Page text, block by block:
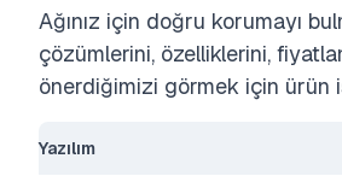
Ağınız için doğru korumayı
çözümlerini, özelliklerini,
önerdiğimizi görmek için ürün
Yazılım